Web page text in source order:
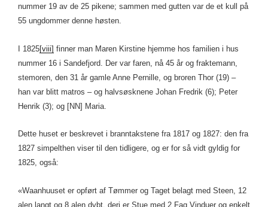
nummer 19 av de 25 pikene; sammen med gutten var de et kull på
55 ungdommer denne høsten.
I 1825[viii] finner man Maren Kirstine hjemme hos familien i hus
nummer 16 i Sandefjord. Der var faren, nå 45 år og fraktemann,
stemoren, den 31 år gamle Anne Pernille, og broren Thor (19) –
han var blitt matros – og halvsøsknene Johan Fredrik (6); Peter
Henrik (3); og [NN] Maria.
Dette huset er beskrevet i branntakstene fra 1817 og 1827: den fra
1827 simpelthen viser til den tidligere, og er for så vidt gyldig for
1825, også:
«Waanhuuset er opført af Tømmer og Taget belagt med Steen, 12
alen langt og 8 alen dybt, deri er Stue med 2 Fag Vinduer og enkelt